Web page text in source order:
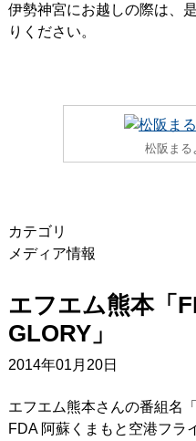
伊勢神宮にお越しの際は、
りください。
松阪まる
カテゴリ
メディア情報
エフエム熊本「
GLORY」
2014年01月20日
エフエム熊本さんの番組名
FDA 阿蘇くまもと空港フラ